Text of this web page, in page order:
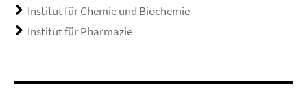
Institut für Chemie und Biochemie
Institut für Pharmazie